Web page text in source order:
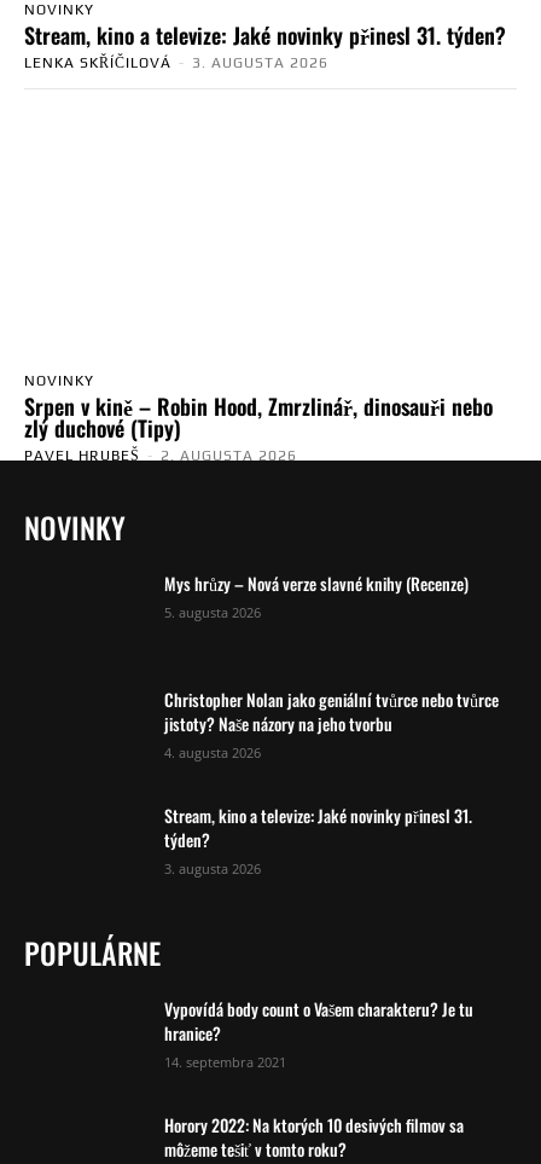
NOVINKY
Stream, kino a televize: Jaké novinky přinesl 31. týden?
LENKA SKŘÍČILOVÁ - 3. AUGUSTA 2026
NOVINKY
Srpen v kině – Robin Hood, Zmrzlinář, dinosauři nebo
zlý duchové (Tipy)
PAVEL HRUBEŠ - 2. AUGUSTA 2026
NOVINKY
Mys hrůzy – Nová verze slavné knihy (Recenze)
5. augusta 2026
Christopher Nolan jako geniální tvůrce nebo tvůrce
jistoty? Naše názory na jeho tvorbu
4. augusta 2026
Stream, kino a televize: Jaké novinky přinesl 31.
týden?
3. augusta 2026
POPULÁRNE
Vypovídá body count o Vašem charakteru? Je tu
hranice?
14. septembra 2021
Horory 2022: Na ktorých 10 desivých filmov sa
môžeme tešiť v tomto roku?